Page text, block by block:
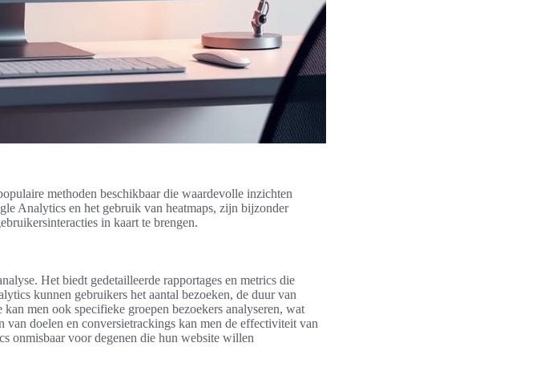
methoden beschikbaar die waardevolle inzichten
Analytics en het gebruik van heatmaps, zijn bijzonder
in kaart te brengen.
Het biedt gedetailleerde rapportages en metrics die
kunnen gebruikers het aantal bezoeken, de duur van
men ook specifieke groepen bezoekers analyseren, wat
doelen en conversietrackings kan men de effectiviteit van
onmisbaar voor degenen die hun website willen